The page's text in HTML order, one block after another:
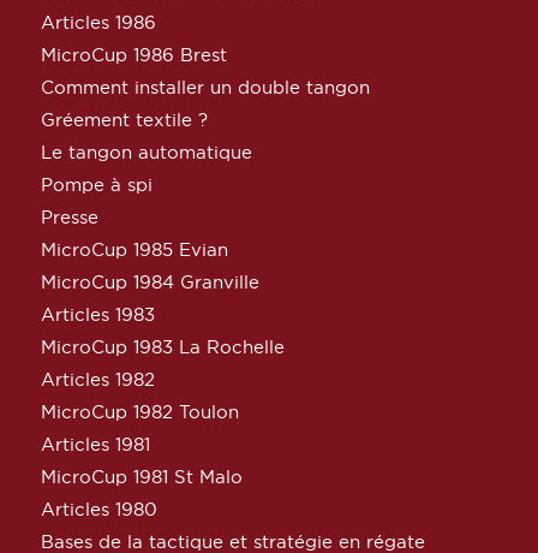
Articles 1986
MicroCup 1986 Brest
Comment installer un double tangon
Gréement textile ?
Le tangon automatique
Pompe à spi
Presse
MicroCup 1985 Evian
MicroCup 1984 Granville
Articles 1983
MicroCup 1983 La Rochelle
Articles 1982
MicroCup 1982 Toulon
Articles 1981
MicroCup 1981 St Malo
Articles 1980
Bases de la tactique et stratégie en régate